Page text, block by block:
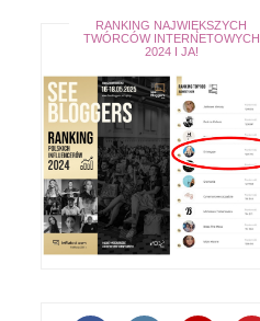
RANKING NAJWIĘKSZYCH
TWÓRCÓW INTERNETOWYCH
2024 I JA!